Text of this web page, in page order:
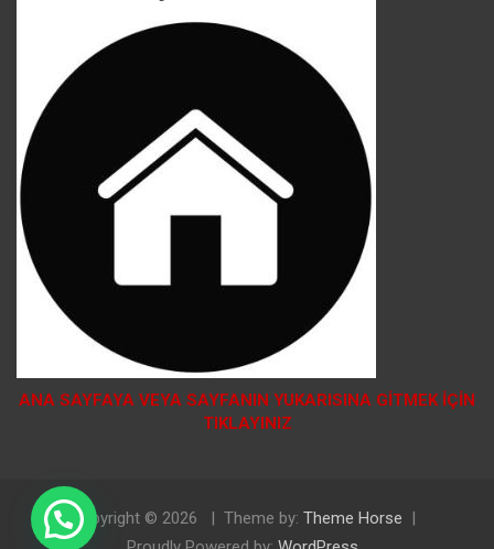
ANA SAYFAYA VEYA SAYFANIN YUKARISINA GİTMEK İÇİN
TIKLAYINIZ
Copyright © 2026 Theme by: Theme Horse
Doğal Tosya Balı Sipariş İçin Tıklayınız